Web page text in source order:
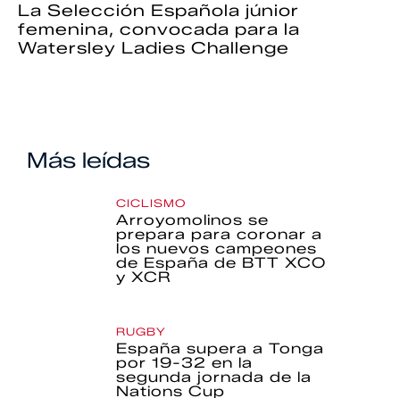
La Selección Española júnior
femenina, convocada para la
Watersley Ladies Challenge
Más leídas
CICLISMO
Arroyomolinos se
prepara para coronar a
los nuevos campeones
de España de BTT XCO
y XCR
RUGBY
España supera a Tonga
por 19-32 en la
segunda jornada de la
Nations Cup